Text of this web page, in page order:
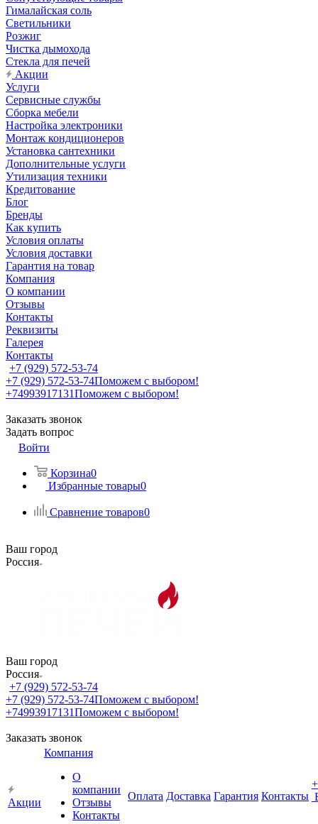
Гималайская соль
Светильники
Розжиг
Чистка дымохода
Стекла для печей
Акции
Услуги
Сервисные службы
Сборка мебели
Настройка электроники
Монтаж кондиционеров
Установка сантехники
Дополнительные услуги
Утилизация техники
Кредитование
Блог
Бренды
Как купить
Условия оплаты
Условия доставки
Гарантия на товар
Компания
О компании
Отзывы
Контакты
Реквизиты
Галерея
Контакты
+7 (929) 572-53-74
+7 (929) 572-53-74Поможем с выбором!
+74993917131Поможем с выбором!
Заказать звонок
Задать вопрос
Войти
Корзина0
Избранные товары0
Сравнение товаров0
Ваш город
Россия
Ваш город
Россия
+7 (929) 572-53-74
+7 (929) 572-53-74Поможем с выбором!
+74993917131Поможем с выбором!
Заказать звонок
Акции
Компания
О
компании
Отзывы
Контакты
Оплата Доставка Гарантия Контакты
+